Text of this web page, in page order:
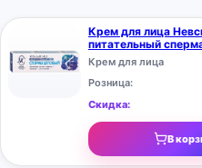
Крем для лица
Крем для лица
Розница:
Скидка:
В